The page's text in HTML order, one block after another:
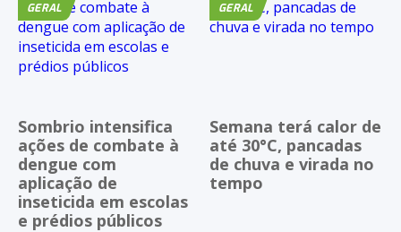
GERAL
Sombrio intensifica
ações de combate à
dengue com
aplicação de
inseticida em escolas
e prédios públicos
GERAL
Semana terá calor de
até 30°C, pancadas
de chuva e virada no
tempo